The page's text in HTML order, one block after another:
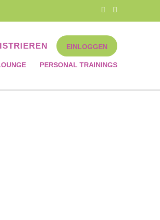
EINLOGGEN
PERSONAL TRAININGS